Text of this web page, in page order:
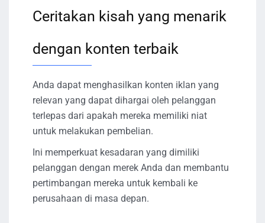
Ceritakan kisah yang menarik
dengan konten terbaik
Anda dapat menghasilkan konten iklan yang
relevan yang dapat dihargai oleh pelanggan
terlepas dari apakah mereka memiliki niat
untuk melakukan pembelian.
Ini memperkuat kesadaran yang dimiliki
pelanggan dengan merek Anda dan membantu
pertimbangan mereka untuk kembali ke
perusahaan di masa depan.